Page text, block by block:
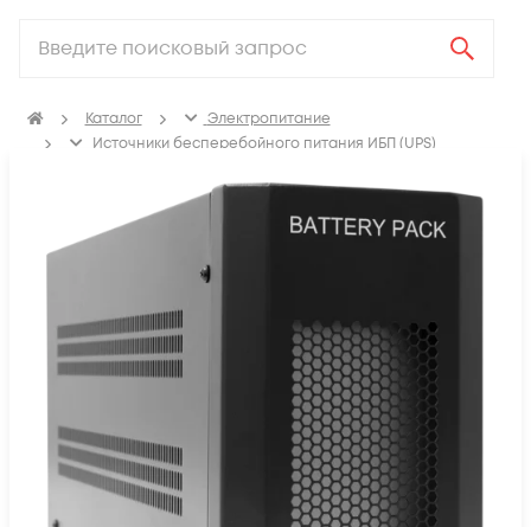
Каталог
Электропитание
Источники бесперебойного питания ИБП (UPS)